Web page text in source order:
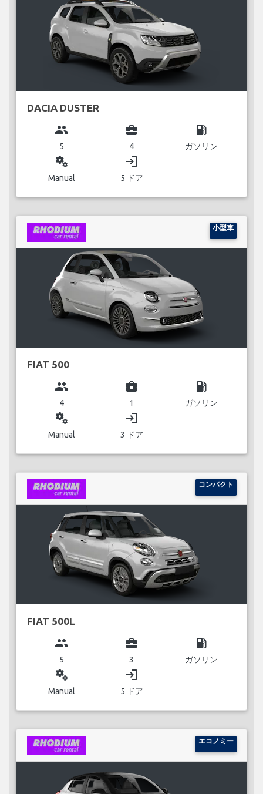
DACIA DUSTER
group
5
business_center
4
local_gas_station
ガソリン
miscellaneous_services
Manual
login
5 ドア
小型車
FIAT 500
group
4
business_center
1
local_gas_station
ガソリン
miscellaneous_services
Manual
login
3 ドア
コンパクト
FIAT 500L
group
5
business_center
3
local_gas_station
ガソリン
miscellaneous_services
Manual
login
5 ドア
エコノミー